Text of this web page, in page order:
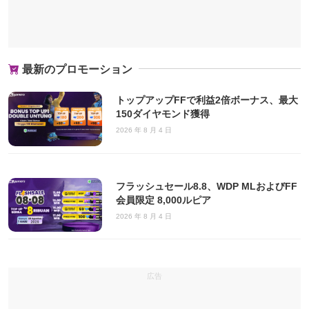
最新のプロモーション
トップアップFFで利益2倍ボーナス、最大
150ダイヤモンド獲得
2026 年 8 月 4 日
フラッシュセール8.8、WDP MLおよびFF
会員限定 8,000ルピア
2026 年 8 月 4 日
広告